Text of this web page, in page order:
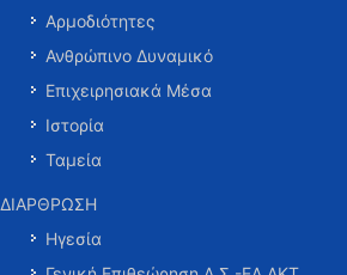
Αρμοδιότητες
Ανθρώπινο Δυναμικό
Επιχειρησιακά Μέσα
Ιστορία
Ταμεία
ΔΙΑΡΘΡΩΣΗ
Ηγεσία